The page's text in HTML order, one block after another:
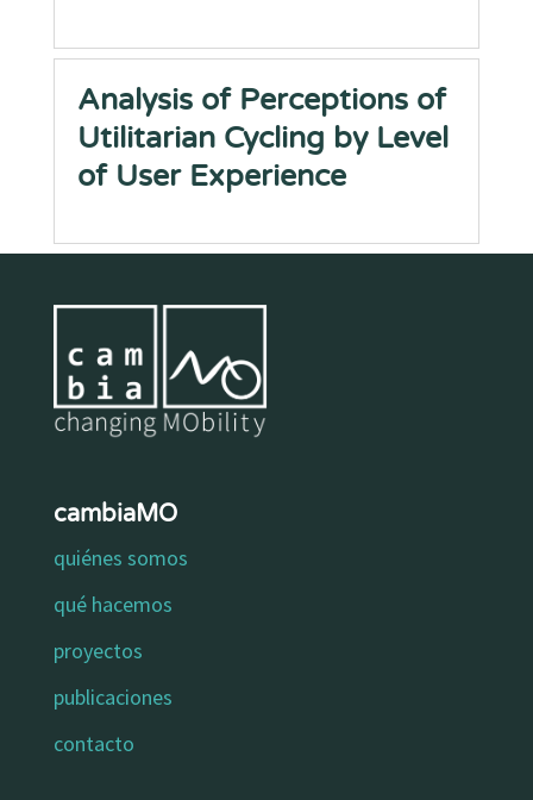
Analysis of Perceptions of
Utilitarian Cycling by Level
of User Experience
cambiaMO
quiénes somos
qué hacemos
proyectos
publicaciones
contacto